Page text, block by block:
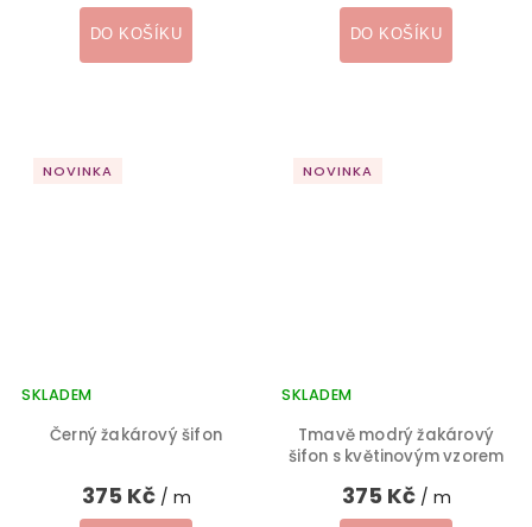
DO KOŠÍKU DO KOŠÍKU
NOVINKA
Černý žakárový šifon
SKLADEM
375 Kč / m
NOVINKA
Tmavě modrý žakárový
šifon s květinovým vzorem
SKLADEM
375 Kč / m